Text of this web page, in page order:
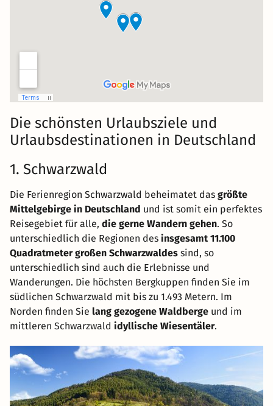
Die schönsten Urlaubsziele und
Urlaubsdestinationen in Deutschland
1. Schwarzwald
Die Ferienregion Schwarzwald beheimatet das größte
Mittelgebirge in Deutschland und ist somit ein perfektes
Reisegebiet für alle, die gerne Wandern gehen. So
unterschiedlich die Regionen des insgesamt 11.100
Quadratmeter großen Schwarzwaldes sind, so
unterschiedlich sind auch die Erlebnisse und
Wanderungen. Die höchsten Bergkuppen finden Sie im
südlichen Schwarzwald mit bis zu 1.493 Metern. Im
Norden finden Sie lang gezogene Waldberge und im
mittleren Schwarzwald idyllische Wiesentäler.